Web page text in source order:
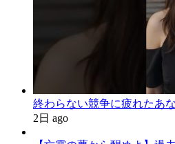
終わらない競争に疲れたあ
2日 ago